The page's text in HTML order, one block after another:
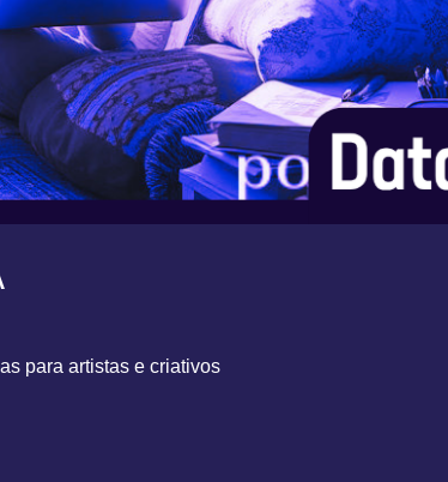
para artistas e criativos